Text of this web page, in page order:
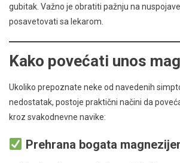
gubitak. Važno je obratiti pažnju na
posavetovati sa lekarom.
Kako povećati unos
Ukoliko prepoznate neke od navedenih
nedostatak, postoje praktični načini da
kroz svakodnevne navike:
Prehrana bogata